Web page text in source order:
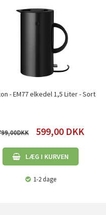
- EM77 elkedel 1,5 Liter - Sort
599,00 DKK
LÆG I KURVEN
1-2 dage